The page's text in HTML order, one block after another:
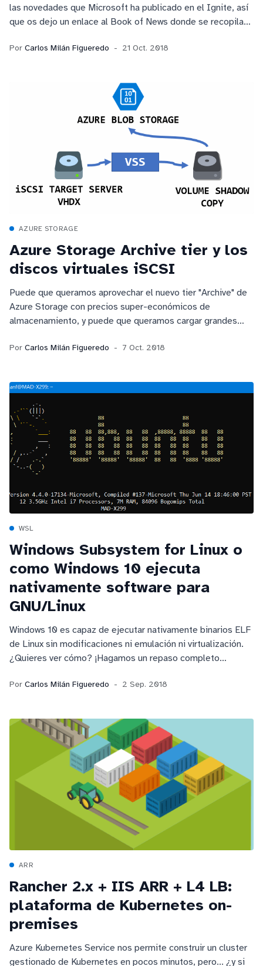
las novedades que Microsoft ha publicado en el Ignite, así
que os dejo un enlace al Book of News donde se recopilan
Por Carlos Milán Figueredo 21 Oct. 2018
AZURE STORAGE
Azure Storage Archive tier y los
discos virtuales iSCSI
Puede que queramos aprovechar el nuevo tier "Archive" de
Azure Storage con precios super-económicos de
almacenamiento, y puede que queramos cargar grandes
servidos por iSCSI. ¿Cómo lo hacemos? VSS y PowerShell
Por Carlos Milán Figueredo 7 Oct. 2018
WSL
Windows Subsystem for Linux o
como Windows 10 ejecuta
nativamente software para
GNU/Linux
Windows 10 es capaz de ejecutar nativamente binarios ELF
de Linux sin modificaciones ni emulación ni virtualización.
¿Quieres ver cómo? ¡Hagamos un repaso completo
NT!
Por Carlos Milán Figueredo 2 Sep. 2018
ARR
Rancher 2.x + IIS ARR + L4 LB:
plataforma de Kubernetes on-
premises
Azure Kubernetes Service nos permite construir un cluster
gestionado de Kubernetes en pocos minutos, pero... ¿y si